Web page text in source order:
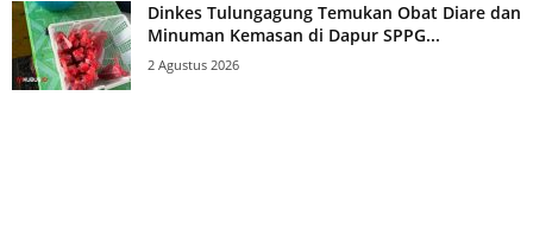
Dinkes Tulungagung Temukan Obat Diare dan
Minuman Kemasan di Dapur SPPG...
2 Agustus 2026